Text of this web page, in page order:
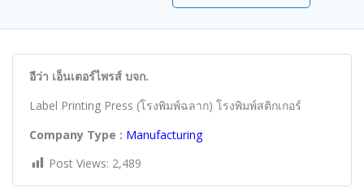
อีว่า เอ็นเตอร์ไพรส์ บจก.
Label Printing Press (โรงพิมพ์ฉลาก) โรงพิมพ์สติกเกอร์
Company Type : Manufacturing
Post Views: 2,489